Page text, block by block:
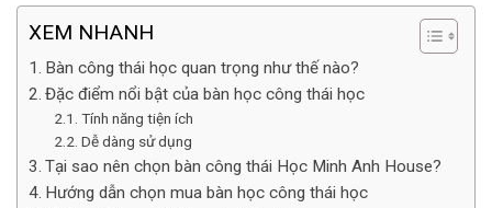
XEM NHANH
Bàn công thái học quan trọng như thế nào?
Đặc điểm nổi bật của bàn học công thái học
Tính năng tiện ích
Dễ dàng sử dụng
Tại sao nên chọn bàn công thái Học Minh Anh House?
Hướng dẫn chọn mua bàn học công thái học